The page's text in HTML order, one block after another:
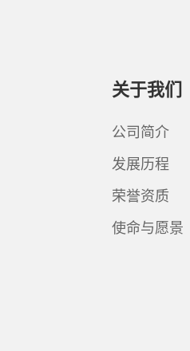
关于我们
公司简介
发展历程
荣誉资质
使命与愿景